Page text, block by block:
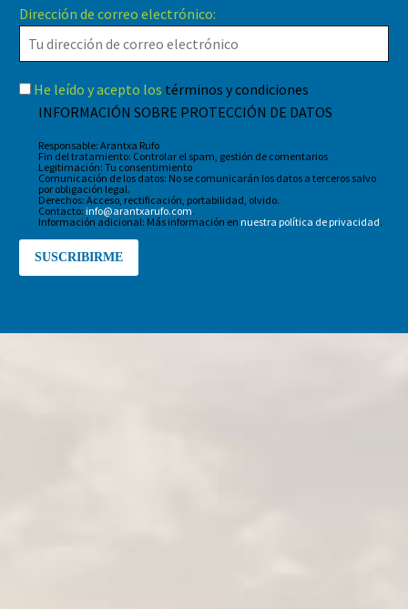
Dirección de correo electrónico:
He leído y acepto los términos y condiciones
INFORMACIÓN SOBRE PROTECCIÓN DE DATOS
Responsable: Arantxa Rufo
Fin del tratamiento: Controlar el spam, gestión de comentarios
Legitimación: Tu consentimiento
Comunicación de los datos: No se comunicarán los datos a terceros salvo
por obligación legal.
Derechos: Acceso, rectificación, portabilidad, olvido.
Contacto: info@arantxarufo.com.
Información adicional: Más información en nuestra política de privacidad.